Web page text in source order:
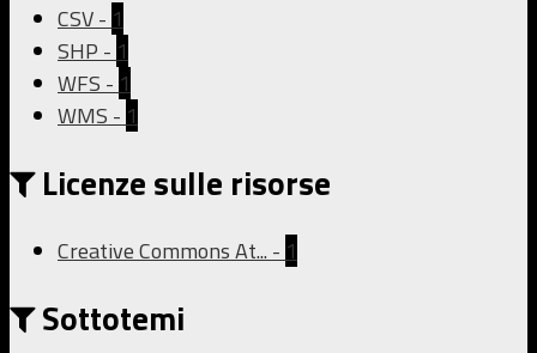
CSV- 1
SHP - 1
WFS - 1
WMS - 1
Licenze sulle risorse
Creative Commons At... - 1
Sottotemi